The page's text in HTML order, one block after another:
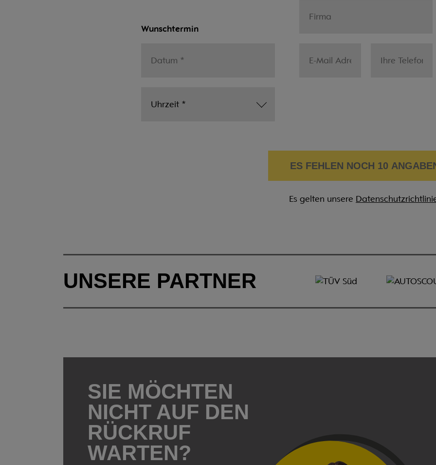
Wunschtermin
ES FEHLEN NOCH 10
Es gelten unsere
UNSERE PARTNER
SIE MÖCHTEN
NICHT AUF DEN
RÜCKRUF
WARTEN?